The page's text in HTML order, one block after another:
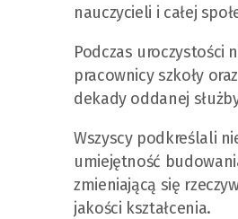
nauczycieli i całej
Podczas uroczystości
pracownicy szkoły
dekady oddanej
Wszyscy podkreślali
umiejętność
zmieniającą się
jakości kształcenia.